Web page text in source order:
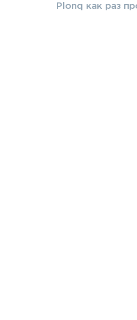
Plonq как раз